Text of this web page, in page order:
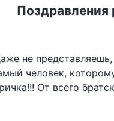
Поздравления
не
человек,
От всего